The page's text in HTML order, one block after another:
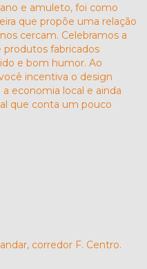
e amuleto, foi como
que propõe uma relação
cercam. Celebramos a
produtos fabricados
e bom humor. Ao
incentiva o design
economia local e ainda
que conta um pouco
corredor F. Centro.